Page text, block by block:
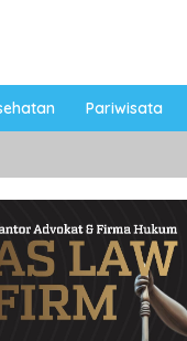
Pariwisata